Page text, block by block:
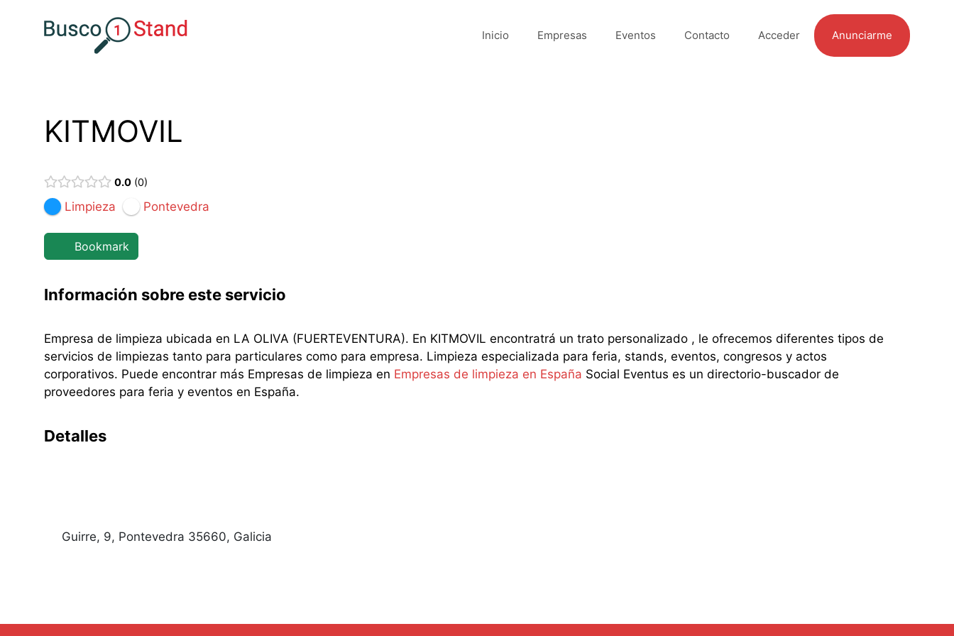
Inicio Empresas Eventos Contacto Acceder Anunciarme
KITMOVIL
0.0 0
Limpieza Pontevedra
Bookmark
Información sobre este servicio
Empresa de limpieza ubicada en LA OLIVA (FUERTEVENTURA). En KITMOVIL encontratrá un trato personalizado , le ofrecemos diferentes tipos de
servicios de limpiezas tanto para particulares como para empresa. Limpieza especializada para feria, stands, eventos, congresos y actos
corporativos. Puede encontrar más Empresas de limpieza en Empresas de limpieza en España Social Eventus es un directorio-buscador de
proveedores para feria y eventos en España.
Detalles
Guirre, 9, Pontevedra 35660, Galicia